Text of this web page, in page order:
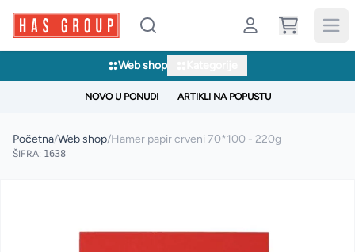
Web shop
NOVO U PONUDI ARTIKLI NA POPUSTU
Početna/Web shop/Hamer papir crveni 70*100 - 220g
ŠIFRA: 1638